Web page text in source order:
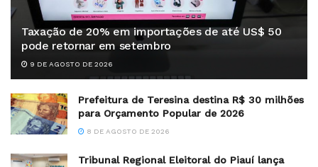
Taxação de 20% em importações de até US$ 50
pode retornar em setembro
9 DE AGOSTO DE 2026
Prefeitura de Teresina destina R$ 30 milhões
para Orçamento Popular de 2026
8 DE AGOSTO DE 2026
Tribunal Regional Eleitoral do Piauí lança